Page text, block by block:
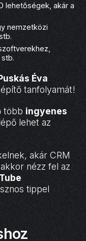
lehetőségek, akár a
nemzetközi
stb.
Éva
tanfolyamát!
több ingyenes
lehet az
akár CRM
nézz fel az
tippel